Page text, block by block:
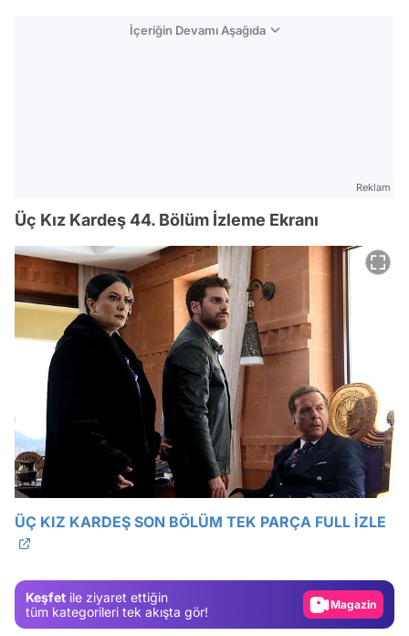
İçeriğin Devamı Aşağıda
Reklam
Üç Kız Kardeş 44. Bölüm İzleme Ekranı
ÜÇ KIZ KARDEŞ SON BÖLÜM TEK PARÇA FULL İZLE
Keşfet ile ziyaret ettiğin
tüm kategorileri tek akışta gör!
Video
Test
Magazin
Video